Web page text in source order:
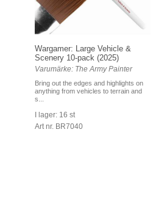
Wargamer: Large Vehicle &
Scenery 10-pack (2025)
Varumärke: The Army Painter
Bring out the edges and highlights on
anything from vehicles to terrain and
s...
I lager: 16 st
Art nr. BR7040